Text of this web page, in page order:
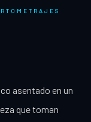
asentado en un
que toman